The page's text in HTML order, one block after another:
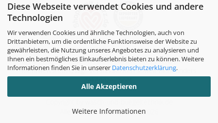
Diese Webseite verwendet Cookies und andere
Technologien
Wir verwenden Cookies und ähnliche Technologien, auch von
Drittanbietern, um die ordentliche Funktionsweise der Website zu
gewährleisten, die Nutzung unseres Angebotes zu analysieren und
Ihnen ein bestmögliches Einkaufserlebnis bieten zu können. Weitere
Informationen finden Sie in unserer Datenschutzerklärung.
Alle Akzeptieren
Weitere Informationen
Alle Preise verstehen sich inklusive der gesetzlichen
Mehrwertsteuer, zzgl.Versandkostensoweit nicht anders
Alle Rechte vorbehalten. © 2026